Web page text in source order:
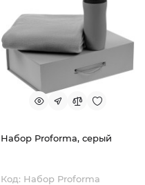
Набор Proforma, серый
Код: Набор Proforma